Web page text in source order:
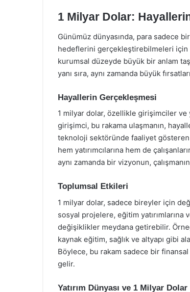
1 Milyar Dolar:
Günümüz dünyasında, para sadece
hedeflerini gerçekleştirebilmeleri için
kurumsal düzeyde büyük bir anlam
yanı sıra, aynı zamanda büyük
Hayallerin Gerçekleşmesi
1 milyar dolar, özellikle girişimciler ve
girişimci, bu rakama ulaşmanın,
teknoloji sektöründe faaliyet
hem yatırımcılarına hem de
aynı zamanda bir vizyonun,
Toplumsal Etkileri
1 milyar dolar, sadece bireyler için
sosyal projelere, eğitim
değişiklikler meydana getirebilir.
kaynak eğitim, sağlık ve altyapı gibi
Böylece, bu rakam sadece bir
gelir.
Yatırım Dünyası ve 1 Milyar Dolar